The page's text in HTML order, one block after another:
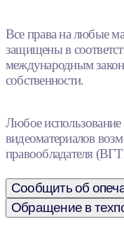
Все права на любые
защищены в
международным
собственности.
Любое
видеоматериалов
правообладателя
Сообщить об
Обращение в